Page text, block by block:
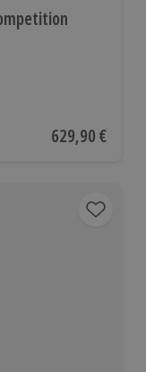
Aktueller Preis
629,90 €